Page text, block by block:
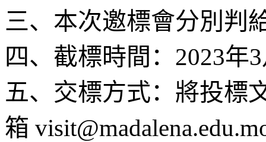
三、本次邀標會分別判
四、截標時間：2023年
五、交標方式：將投標
箱